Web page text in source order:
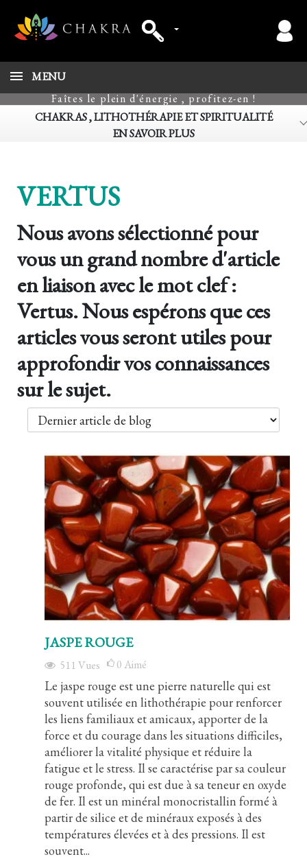
MENU
Faîtes le plein d'énergie , profitez-en !
CHAKRAS , LITHOTHÉRAPIE ET SPIRITUALITÉ
EN SAVOIR PLUS
VERTUS
Nous avons sélectionné pour
vous un grand nombre d'article
en liaison avec le mot clef :
Vertus. Nous espérons que ces
articles vous seront utiles pour
approfondir vos connaissances
sur le sujet.
JASPE ROUGE
511Vues 0Aimé
Le jaspe rouge est une pierre naturelle qui est
souvent utilisée en lithothérapie pour renforcer
les liens familiaux et amicaux, apporter de la
force et du courage dans les situations difficiles,
améliorer la vitalité physique et réduire la
fatigue et le stress. Il se caractérise par sa couleur
rouge profonde, qui est due à sa teneur en oxyde
de fer. Il est un minéral monocristallin formé à
partir de silice et de minéraux exposés à des
températures élevées et à des pressions. Il est
souvent...